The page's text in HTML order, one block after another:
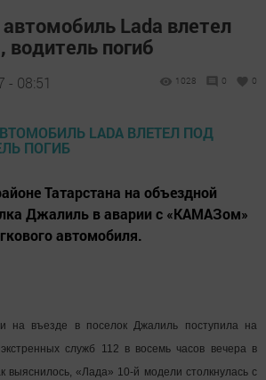
Lada влетел
погиб
- 08:51 1028 0 0
Татарстана на объездной
Джалиль в аварии с «КАМАЗом»
автомобиля.
на въезде в поселок Джалиль поступила на
служб 112 в восемь часов вечера в
выяснилось, «Лада» 10-й модели столкнулась с